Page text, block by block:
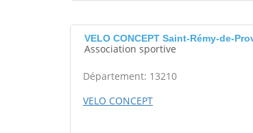
VELO CONCEPT Saint-Rémy-de-
Association sportive
Département: 13210
VELO CONCEPT